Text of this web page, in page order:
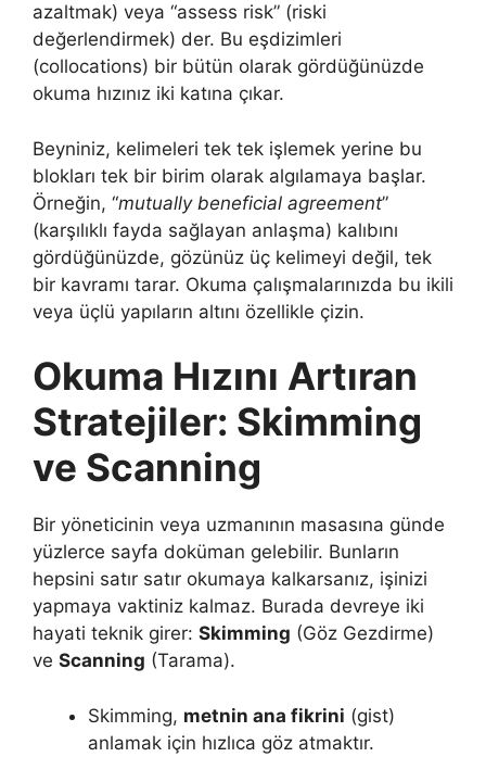
azaltmak) veya “assess risk” (riski
değerlendirmek) der. Bu eşdizimleri
(collocations) bir bütün olarak gördüğünüzde
okuma hızınız iki katına çıkar.
Beyniniz, kelimeleri tek tek işlemek yerine bu
blokları tek bir birim olarak algılamaya başlar.
Örneğin, “mutually beneficial agreement”
(karşılıklı fayda sağlayan anlaşma) kalıbını
gördüğünüzde, gözünüz üç kelimeyi değil, tek
bir kavramı tarar. Okuma çalışmalarınızda bu ikili
veya üçlü yapıların altını özellikle çizin.
Okuma Hızını Artıran
Stratejiler: Skimming
ve Scanning
Bir yöneticinin veya uzmanının masasına günde
yüzlerce sayfa doküman gelebilir. Bunların
hepsini satır satır okumaya kalkarsanız, işinizi
yapmaya vaktiniz kalmaz. Burada devreye iki
hayati teknik girer: Skimming (Göz Gezdirme)
ve Scanning (Tarama).
Skimming, metnin ana fikrini (gist)
anlamak için hızlıca göz atmaktır.